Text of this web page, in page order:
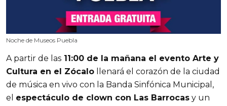
Noche de Museos Puebla
A partir de las 11:00 de la mañana el evento Arte y
Cultura en el Zócalo llenará el corazón de la ciudad
de música en vivo con la Banda Sinfónica Municipal,
el espectáculo de clown con Las Barrocas y un